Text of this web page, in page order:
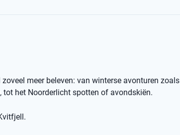
meer beleven: van winterse avonturen zoals
het Noorderlicht spotten of avondskiën.